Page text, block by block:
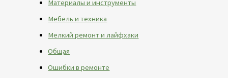
Материалы и инструменты
Мебель и техника
Мелкий ремонт и лайфхаки
Общая
Ошибки в ремонте